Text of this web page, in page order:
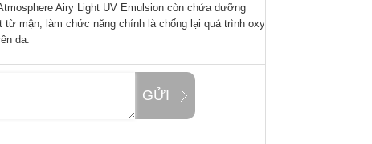
Airy Light UV Emulsion còn chứa dưỡng
mận, làm chức năng chính là chống lại quá trình oxy
da.
GỬI